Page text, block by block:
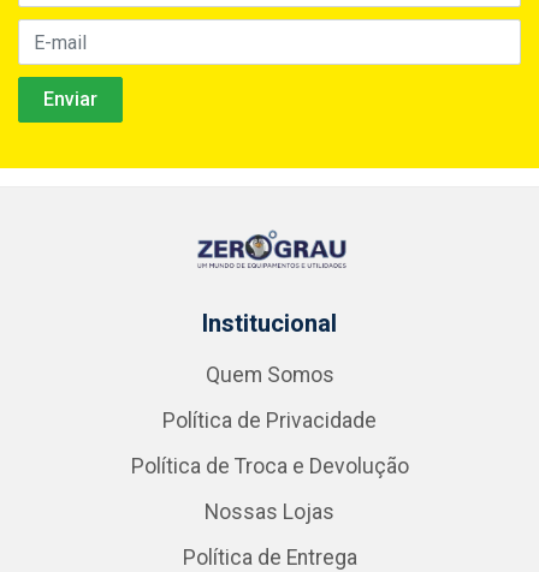
Institucional
Quem Somos
Política de Privacidade
Política de Troca e Devolução
Nossas Lojas
Política de Entrega